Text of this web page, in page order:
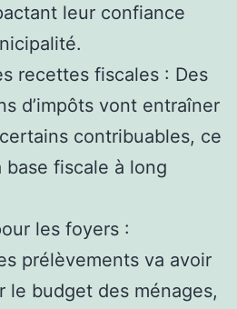
leur confiance
recettes fiscales : Des
d’impôts vont entraîner
contribuables, ce
fiscale à long
les foyers :
prélèvements va avoir
le budget des ménages,